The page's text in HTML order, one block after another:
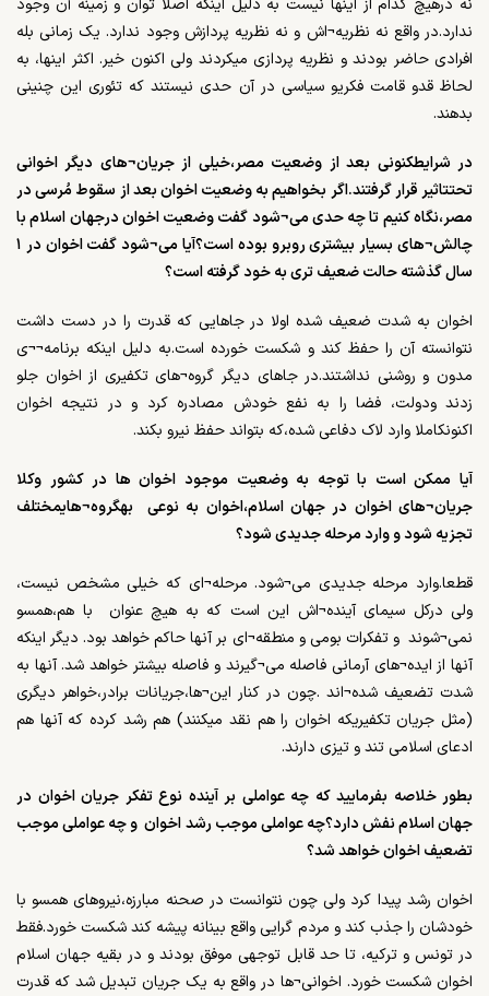
نه درهیچ کدام از اینها نیست به دلیل اینکه اصلا توان و زمینه آن وجود
ندارد.در واقع نه نظریه¬اش و نه نظریه پردازش وجود ندارد. یک زمانی بله
افرادی حاضر بودند و نظریه پردازی میکردند ولی اکنون خیر. اکثر اینها، به
لحاظ قدو قامت فکریو سیاسی در آن حدی نیستند که تئوری این چنینی
بدهند.
در شرایطکنونی بعد از وضعیت مصر،خیلی از جریان¬های دیگر اخوانی
تحتتاثیر قرار گرفتند.اگر بخواهیم به وضعیت اخوان بعد از سقوط مُرسی در
مصر،نگاه کنیم تا چه حدی می¬شود گفت وضعیت اخوان درجهان اسلام با
چالش¬های بسیار بیشتری روبرو بوده است؟آیا می¬شود گفت اخوان در ۱
سال گذشته حالت ضعیف تری به خود گرفته است؟
اخوان به شدت ضعیف شده اولا در جاهایی که قدرت را در دست داشت
نتوانسته آن را حفظ کند و شکست خورده است.به دلیل اینکه برنامه¬¬ی
مدون و روشنی نداشتند.در جاهای دیگر گروه¬های تکفیری از اخوان جلو
زدند ودولت، فضا را به نفع خودش مصادره کرد و در نتیجه اخوان
اکنونکاملا وارد لاک دفاعی شده،که بتواند حفظ نیرو بکند.
آیا ممکن است با توجه به وضعیت موجود اخوان ها در کشور وکلا
جریان¬های اخوان در جهان اسلام،اخوان به نوعی بهگروه¬هایمختلف
تجزیه شود و وارد مرحله جدیدی شود؟
قطعا.وارد مرحله جدیدی می¬شود. مرحله¬ای که خیلی مشخص نیست،
ولی درکل سیمای آینده¬اش این است که به هیچ عنوان با هم،همسو
نمی¬شوند و تفکرات بومی و منطقه¬ای بر آنها حاکم خواهد بود. دیگر اینکه
آنها از ایده¬های آرمانی فاصله می¬گیرند و فاصله بیشتر خواهد شد. آنها به
شدت تضعیف شده¬اند .چون در کنار این¬ها،جریانات برادر،خواهر دیگری
(مثل جریان تکفیریکه اخوان را هم نقد میکنند) هم رشد کرده که آنها هم
ادعای اسلامی تند و تیزی دارند.
بطور خلاصه بفرمایید که چه عواملی بر آینده نوع تفکر جریان اخوان در
جهان اسلام نفش دارد؟چه عواملی موجب رشد اخوان و چه عواملی موجب
تضعیف اخوان خواهد شد؟
اخوان رشد پیدا کرد ولی چون نتوانست در صحنه مبارزه،نیروهای همسو با
خودشان را جذب کند و مردم گرایی واقع بینانه پیشه کند شکست خورد.فقط
در تونس و ترکیه، تا حد قابل توجهی موفق بودند و در بقیه جهان اسلام
اخوان شکست خورد. اخوانی¬ها در واقع به یک جریان تبدیل شد که قدرت